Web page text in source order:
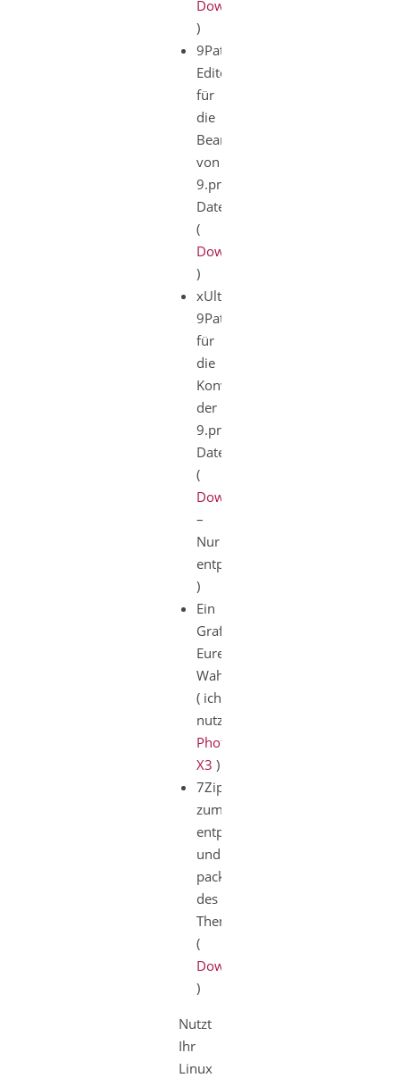
Download
)
9Patch-
Editor
für
die
Bearbeitung
von
9.png-
Dateien
(
Download
)
xUltimate-
9Patch
für
die
Konvertierung
der
9.png-
Dateien
(
Download
–
Nur
entpacken
)
Ein
Grafikprogramm
Eurer
Wahl
( ich
nutze
PhotoImpact
X3 )
7Zip
zum
entpacken
und
packen
des
Themes
(
Download
)
Nutzt
Ihr
Linux